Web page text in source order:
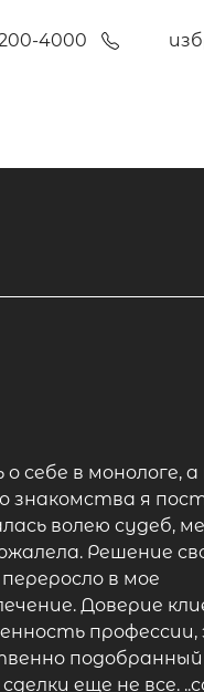
200-4000
себе в монологе,
знакомства я
волею судеб,
Решение
в мое
Доверие
еще не все.